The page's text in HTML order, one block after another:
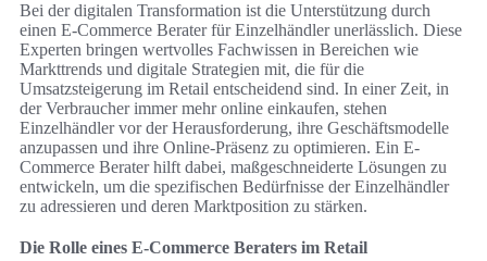
Bei der digitalen Transformation ist die Unterstützung durch
einen E-Commerce Berater für Einzelhändler unerlässlich. Diese
Experten bringen wertvolles Fachwissen in Bereichen wie
Markttrends und digitale Strategien mit, die für die
Umsatzsteigerung im Retail entscheidend sind. In einer Zeit, in
der Verbraucher immer mehr online einkaufen, stehen
Einzelhändler vor der Herausforderung, ihre Geschäftsmodelle
anzupassen und ihre Online-Präsenz zu optimieren. Ein E-
Commerce Berater hilft dabei, maßgeschneiderte Lösungen zu
entwickeln, um die spezifischen Bedürfnisse der Einzelhändler
zu adressieren und deren Marktposition zu stärken.
Die Rolle eines E-Commerce Beraters im Retail